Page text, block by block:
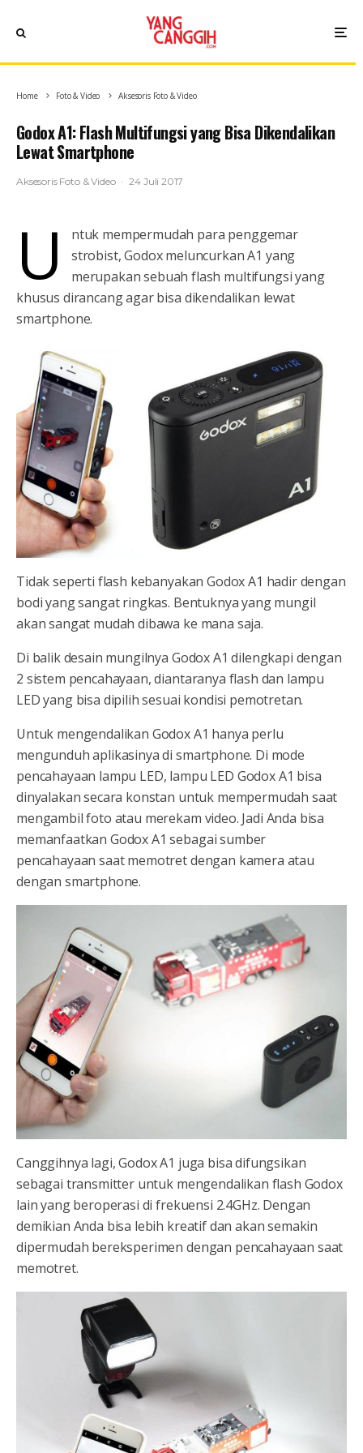
Home Foto & Video Aksesoris Foto & Video
Godox A1: Flash Multifungsi yang Bisa Dikendalikan
Lewat Smartphone
Aksesoris Foto & Video · 24 Juli 2017
U
ntuk mempermudah para penggemar
strobist, Godox meluncurkan A1 yang
merupakan sebuah flash multifungsi yang
khusus dirancang agar bisa dikendalikan lewat
smartphone.
Tidak seperti flash kebanyakan Godox A1 hadir dengan
bodi yang sangat ringkas. Bentuknya yang mungil
akan sangat mudah dibawa ke mana saja.
Di balik desain mungilnya Godox A1 dilengkapi dengan
2 sistem pencahayaan, diantaranya flash dan lampu
LED yang bisa dipilih sesuai kondisi pemotretan.
Untuk mengendalikan Godox A1 hanya perlu
mengunduh aplikasinya di smartphone. Di mode
pencahayaan lampu LED, lampu LED Godox A1 bisa
dinyalakan secara konstan untuk mempermudah saat
mengambil foto atau merekam video. Jadi Anda bisa
memanfaatkan Godox A1 sebagai sumber
pencahayaan saat memotret dengan kamera atau
dengan smartphone.
Canggihnya lagi, Godox A1 juga bisa difungsikan
sebagai transmitter untuk mengendalikan flash Godox
lain yang beroperasi di frekuensi 2.4GHz. Dengan
demikian Anda bisa lebih kreatif dan akan semakin
dipermudah bereksperimen dengan pencahayaan saat
memotret.